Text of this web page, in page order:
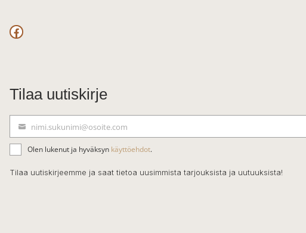
Facebook
Tilaa uutiskirje
ä
h
k
nimi.sukunimi@osoite.com
Olen lukenut ja hyväksyn käyttöehdot.
Tilaa uutiskirjeemme ja saat tietoa uusimmista tarjouksista ja uutuuksista!